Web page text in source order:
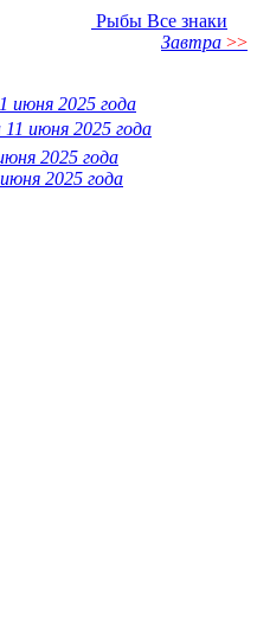
Рыбы Все знаки
Завтра >>
июня 2025 года
июня 2025 года
2025 года
2025 года